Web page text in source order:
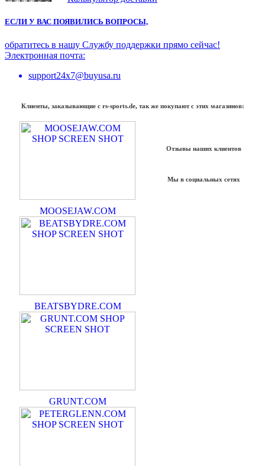
ЕСЛИ У ВАС ПОЯВИЛИСЬ ВОПРОСЫ,
обратитесь в нашу Службу поддержки прямо сейчас!
Электронная почта:
support24x7@buyusa.ru
Клиенты, заказывающие с rs-sports.de, так же покупают с этих магазинов:
MOOSEJAW.COM
BEATSBYDRE.COM
GRUNT.COM
Отзывы наших клиентов
Мы в социальных сетях